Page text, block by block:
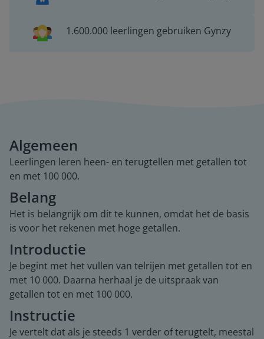
1.600.000 leerlingen gebruiken Gynzy
Algemeen
Leerlingen leren heen- en terugtellen met getallen tot
en met 100 000.
Belang
Het is belangrijk om dit te kunnen, omdat het de basis
is voor het rekenen met hoge getallen.
Introductie
Je begint met het vullen van telrijen met getallen tot en
met 10 000. Daarna herhaal je de uitspraak van
getallen tot en met 100 000.
Instructie
Je vertelt dat als je steeds 1 verder of terugtelt, meestal